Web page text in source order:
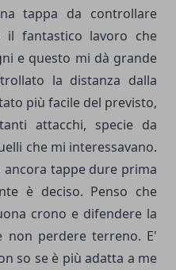
tappa da controllare
fantastico lavoro che
e questo mi dà grande
la distanza dalla
più facile del previsto,
attacchi, specie da
che mi interessavano.
tappe dure prima
è deciso. Penso che
crono e difendere la
non perdere terreno. E'
so se è più adatta a me